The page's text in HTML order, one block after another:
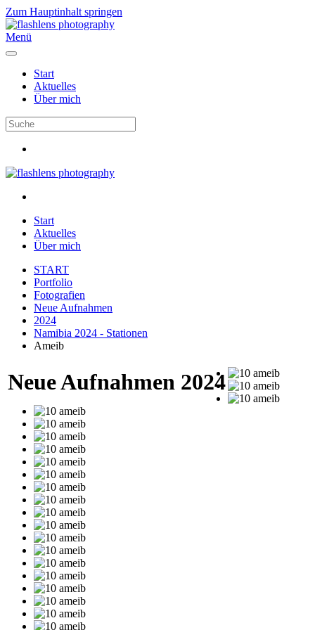
Zum Hauptinhalt springen
Menü
Start
Aktuelles
Über mich
Start
Aktuelles
Über mich
START
Portfolio
Fotografien
Neue Aufnahmen
2024
Namibia 2024 - Stationen
Ameib
Neue Aufnahmen 2024